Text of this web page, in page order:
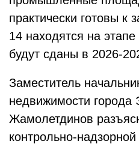
практически готовы к
14 находятся на этапе
будут сданы в 2026-
Заместитель
недвижимости города
Жамолетдинов
контрольно-